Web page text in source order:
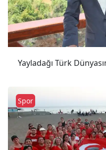
Yayladağı Türk
Spor